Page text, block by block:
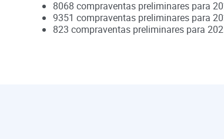
8068 compraventas preliminares para
9351 compraventas preliminares para
823 compraventas preliminares para